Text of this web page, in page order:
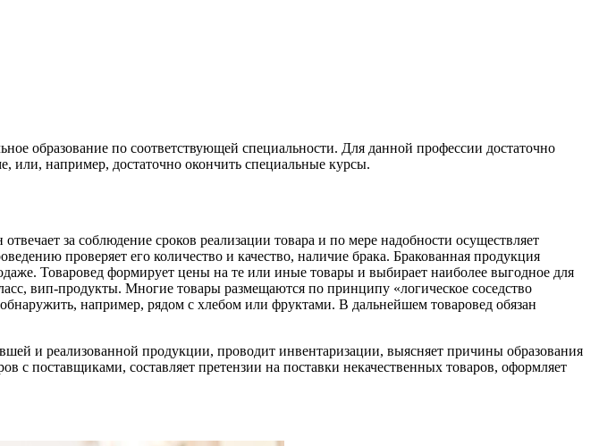
образование по соответствующей специальности. Для данной профессии достаточно
или, например, достаточно окончить специальные курсы.
за соблюдение сроков реализации товара и по мере надобности осуществляет
проверяет его количество и качество, наличие брака. Бракованная продукция
Товаровед формирует цены на те или иные товары и выбирает наиболее выгодное для
вип-продукты. Многие товары размещаются по принципу «логическое соседство
например, рядом с хлебом или фруктами. В дальнейшем товаровед обязан
и реализованной продукции, проводит инвентаризации, выясняет причины образования
поставщиками, составляет претензии на поставки некачественных товаров, оформляет